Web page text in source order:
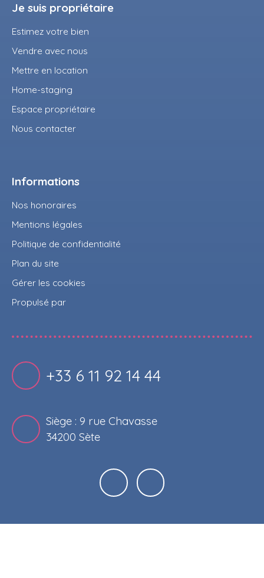
Je suis propriétaire
Estimez votre bien
Vendre avec nous
Mettre en location
Home-staging
Espace propriétaire
Nous contacter
Informations
Nos honoraires
Mentions légales
Politique de confidentialité
Plan du site
Gérer les cookies
Propulsé par
+33 6 11 92 14 44
Siège : 9 rue Chavasse
34200 Sète